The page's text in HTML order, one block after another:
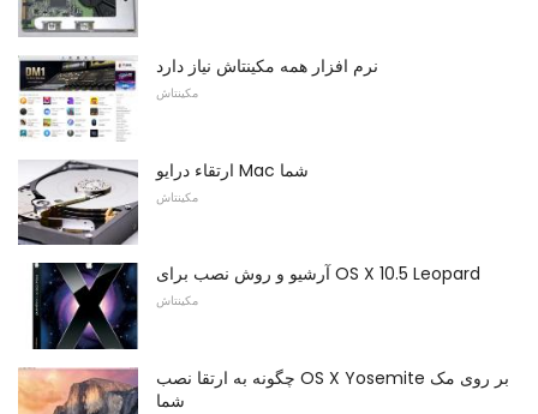
نرم افزار همه مکینتاش نیاز دارد
مکینتاش
ارتقاء درایو Mac شما
مکینتاش
آرشیو و روش نصب برای OS X 10.5 Leopard
مکینتاش
چگونه به ارتقا نصب OS X Yosemite بر روی مک
شما